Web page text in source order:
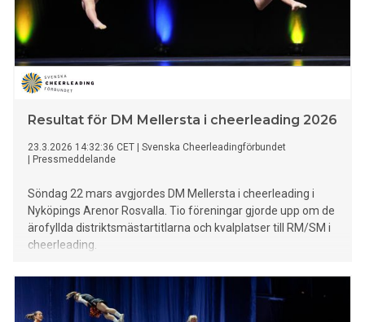
Resultat för DM Mellersta i cheerleading 2026
23.3.2026 14:32:36 CET
Svenska Cheerleadingförbundet
Pressmeddelande
Söndag 22 mars avgjordes DM Mellersta i cheerleading i
Nyköpings Arenor Rosvalla. Tio föreningar gjorde upp om de
ärofyllda distriktsmästartitlarna och kvalplatser till RM/SM i
cheerleading.